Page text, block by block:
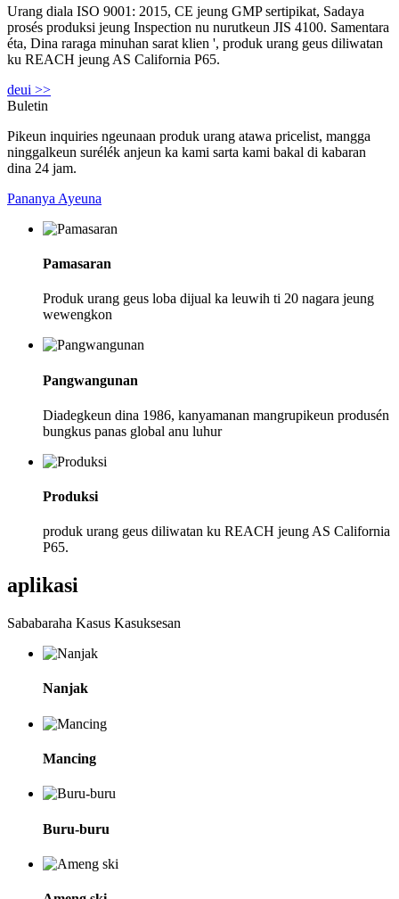
Urang diala ISO 9001: 2015, CE jeung GMP sertipikat, Sadaya
prosés produksi jeung Inspection nu nurutkeun JIS 4100. Samentara
éta, Dina raraga minuhan sarat klien ', produk urang geus diliwatan
ku REACH jeung AS California P65.
deui >>
Buletin
Pikeun inquiries ngeunaan produk urang atawa pricelist, mangga
ninggalkeun surélék anjeun ka kami sarta kami bakal di kabaran
dina 24 jam.
Pananya Ayeuna
Pamasaran
Produk urang geus loba dijual ka leuwih ti 20 nagara jeung
wewengkon
Pangwangunan
Diadegkeun dina 1986, kanyamanan mangrupikeun produsén
bungkus panas global anu luhur
Produksi
produk urang geus diliwatan ku REACH jeung AS California
P65.
aplikasi
Sababaraha Kasus Kasuksesan
Nanjak
Mancing
Buru-buru